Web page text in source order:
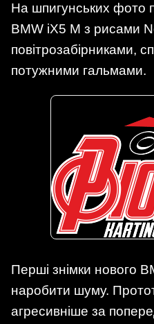
На шпигунських фото
BMW iX5 M з рисами
повітрозабірниками,
потужними гальмами.
Перші знімки нового
наробити шуму.
агресивніше за